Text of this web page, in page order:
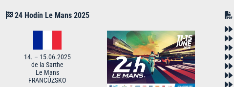
24 Hodín Le Mans 2025
14. – 15.06.2025
de la Sarthe
Le Mans
FRANCÚZSKO